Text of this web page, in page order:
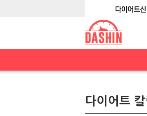
다이어트 칼